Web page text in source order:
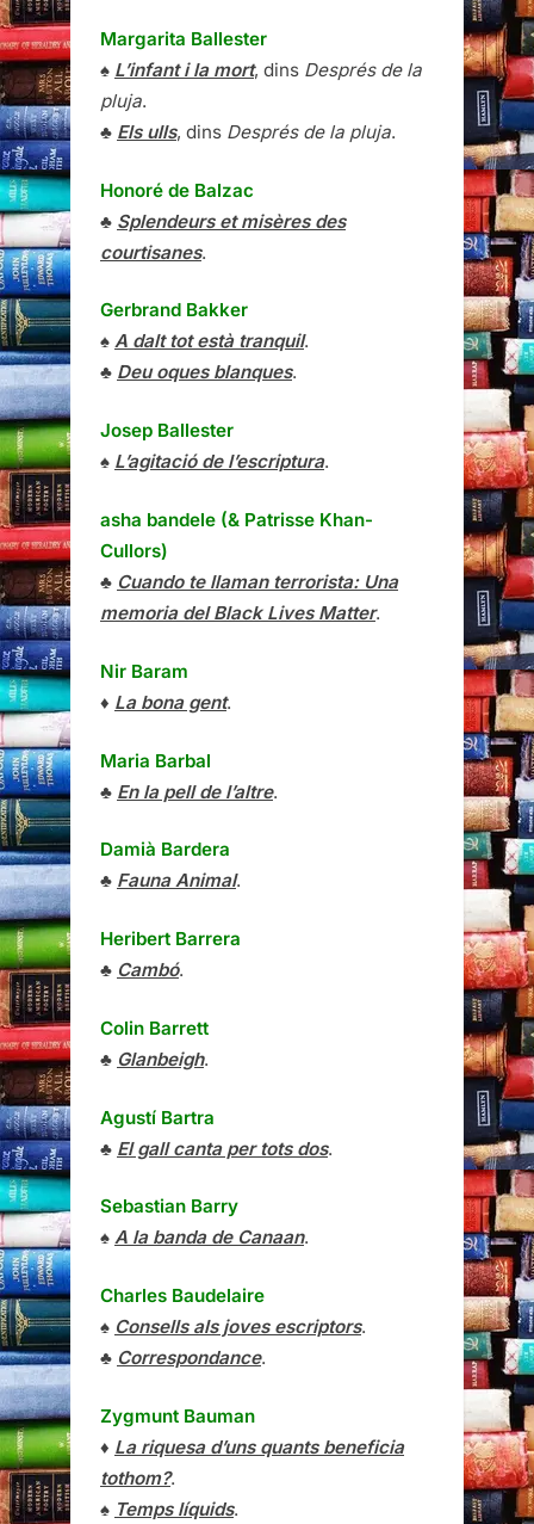
Margarita Ballester
♠ L’infant i la mort, dins Després de la
pluja.
♣ Els ulls, dins Després de la pluja.
Honoré de Balzac
♣ Splendeurs et misères des
courtisanes.
Gerbrand Bakker
♠ A dalt tot està tranquil.
♣ Deu oques blanques.
Josep Ballester
♠ L’agitació de l’escriptura.
asha bandele (& Patrisse Khan-
Cullors)
♣ Cuando te llaman terrorista: Una
memoria del Black Lives Matter.
Nir Baram
♦ La bona gent.
Maria Barbal
♣ En la pell de l’altre.
Damià Bardera
♣ Fauna Animal.
Heribert Barrera
♣ Cambó.
Colin Barrett
♣ Glanbeigh.
Agustí Bartra
♣ El gall canta per tots dos.
Sebastian Barry
♠ A la banda de Canaan.
Charles Baudelaire
♠ Consells als joves escriptors.
♣ Correspondance.
Zygmunt Bauman
♦ La riquesa d’uns quants beneficia
tothom?.
♠ Temps líquids.